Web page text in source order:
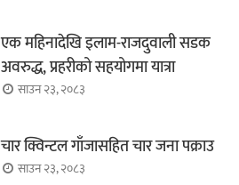
एक महिनादेखि इलाम-राजदुवाली सडक
अवरुद्ध, प्रहरीको सहयोगमा यात्रा
साउन २३, २०८३
चार क्विन्टल गाँजासहित चार जना पक्राउ
साउन २३, २०८३